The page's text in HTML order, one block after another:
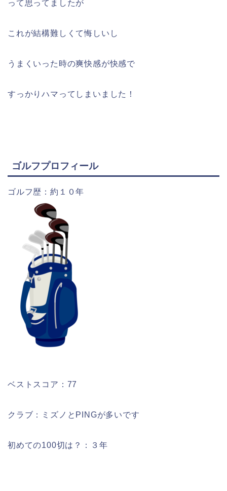
って思ってましたが
これが結構難しくて悔しいし
うまくいった時の爽快感が快感で
すっかりハマってしまいました！
ゴルフプロフィール
ゴルフ歴：約１０年
ベストスコア：77
クラブ：ミズノとPINGが多いです
初めての100切は？：３年